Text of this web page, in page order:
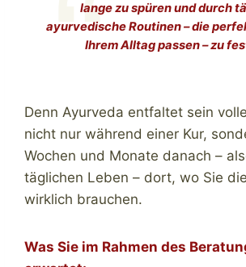
lange zu spüren und durch
ayurvedische Routinen – die
Ihrem Alltag passen – zu
Denn Ayurveda entfaltet sein
nicht nur während einer Kur,
Wochen und Monate danach –
täglichen Leben – dort, wo Sie
wirklich brauchen.
Was Sie im Rahmen des